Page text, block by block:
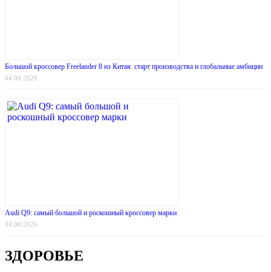
Большой кроссовер Freelander 8 из Китая: старт производства и глобальные амбиции
04.08.2026
Audi Q9: самый большой и роскошный кроссовер марки
04.08.2026
ЗДОРОВЬЕ